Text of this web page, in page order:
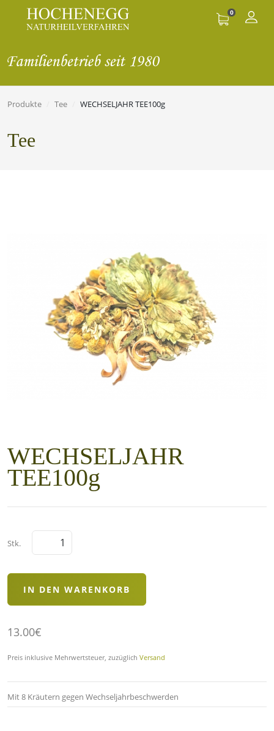
0
Produkte Tee WECHSELJAHR TEE100g
Tee
WECHSELJAHR
TEE100g
Stk.
13.00€
Preis inklusive Mehrwertsteuer, zuzüglich Versand
Mit 8 Kräutern gegen Wechseljahrbeschwerden